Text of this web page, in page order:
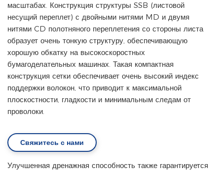
масштабах. Конструкция структуры SSB (листовой
несущий переплет) с двойными нитями MD и двумя
нитями CD полотняного переплетения со стороны листа
образует очень тонкую структуру, обеспечивающую
хорошую обкатку на высокоскоростных
бумагоделательных машинах. Такая компактная
конструкция сетки обеспечивает очень высокий индекс
поддержки волокон, что приводит к максимальной
плоскостности, гладкости и минимальным следам от
проволоки.
Свяжитесь с нами
Улучшенная дренажная способность также гарантируется